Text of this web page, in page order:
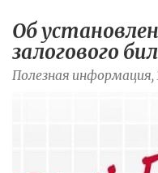
Об
залогового
Полезная информация,